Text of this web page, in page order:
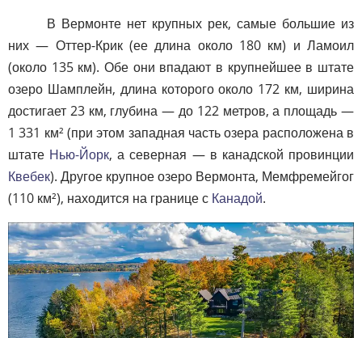
В Вермонте нет крупных рек, самые большие из
них — Оттер-Крик (ее длина около 180 км) и Ламоил
(около 135 км). Обе они впадают в крупнейшее в штате
озеро Шамплейн, длина которого около 172 км, ширина
достигает 23 км, глубина — до 122 метров, а площадь —
1 331 км² (при этом западная часть озера расположена в
штате Нью-Йорк, а северная — в канадской провинции
Квебек). Другое крупное озеро Вермонта, Мемфремейгог
(110 км²), находится на границе с Канадой.